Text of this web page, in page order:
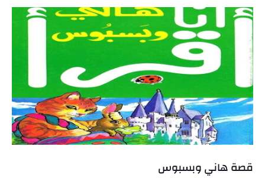
قصة هاني وبسبوس